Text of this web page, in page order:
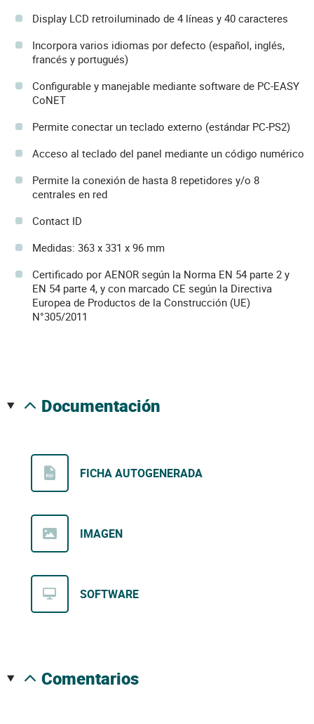
Display LCD retroiluminado de 4 lí­neas y 40 caracteres
Incorpora varios idiomas por defecto (español, inglés,
francés y portugués)
Configurable y manejable mediante software de PC-EASY
CoNET
Permite conectar un teclado externo (estándar PC-PS2)
Acceso al teclado del panel mediante un código numérico
Permite la conexión de hasta 8 repetidores y/o 8
centrales en red
Contact ID
Medidas: 363 x 331 x 96 mm
Certificado por AENOR según la Norma EN 54 parte 2 y
EN 54 parte 4, y con marcado CE según la Directiva
Europea de Productos de la Construcción (UE)
N°305/2011
documentación
FICHA AUTOGENERADA
IMAGEN
SOFTWARE
comentarios